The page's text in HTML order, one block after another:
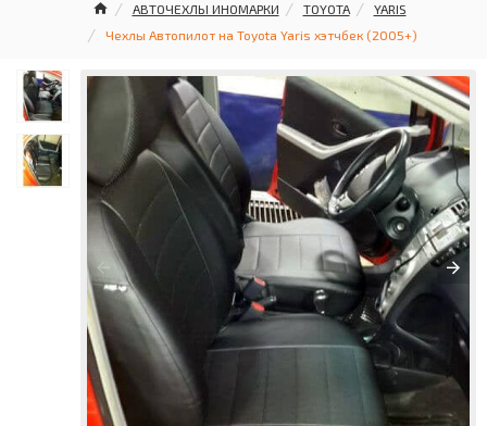
АВТОЧЕХЛЫ ИНОМАРКИ TOYOTA
YARIS
Чехлы Автопилот на Toyota Yaris хэтчбек (2005+)